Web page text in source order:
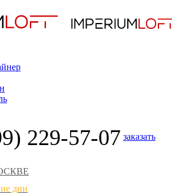
229-57-07 заказать
дни